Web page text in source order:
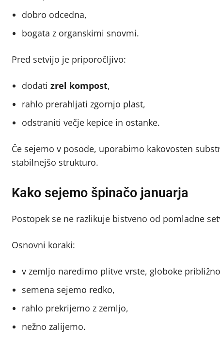
dobro odcedna,
bogata z organskimi snovmi.
Pred setvijo je priporočljivo:
dodati zrel kompost,
rahlo prerahljati zgornjo plast,
odstraniti večje kepice in ostanke.
Če sejemo v posode, uporabimo kakovosten
stabilnejšo strukturo.
Kako sejemo špinačo januarja
Postopek se ne razlikuje bistveno od pomladne
Osnovni koraki:
v zemljo naredimo plitve vrste, globoke
semena sejemo redko,
rahlo prekrijemo z zemljo,
nežno zalijemo.